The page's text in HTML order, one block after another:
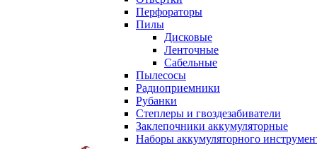
Перфораторы
Пилы
Дисковые
Ленточные
Сабельные
Пылесосы
Радиоприемники
Рубанки
Степлеры и гвоздезабиватели
Заклепочники аккумуляторные
Наборы аккумуляторного